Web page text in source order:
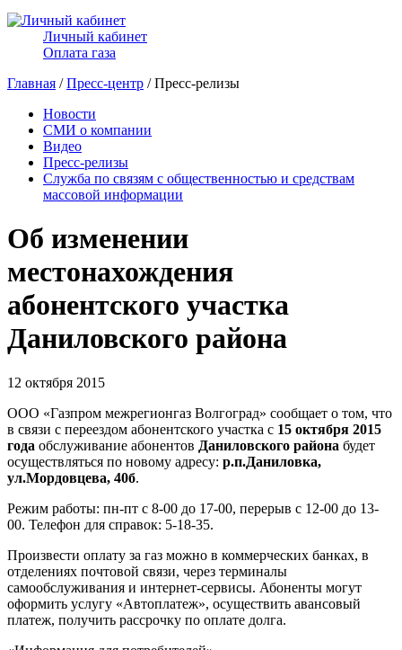
Личный кабинет
Оплата газа
Главная /Пресс-центр / Пресс-релизы
Новости
СМИ о компании
Видео
Пресс-релизы
Служба по связям с общественностью и средствам
массовой информации
Об изменении
местонахождения
абонентского участка
Даниловского района
12 октября 2015
ООО «Газпром межрегионгаз Волгоград» сообщает о том, что
в связи с переездом абонентского участка с 15 октября 2015
года обслуживание абонентов Даниловского района будет
осуществляться по новому адресу: р.п.Даниловка,
ул.Мордовцева, 40б.
Режим работы: пн-пт с 8-00 до 17-00, перерыв с 12-00 до 13-
00. Телефон для справок: 5-18-35.
Произвести оплату за газ можно в коммерческих банках, в
отделениях почтовой связи, через терминалы
самообслуживания и интернет-сервисы. Абоненты могут
оформить услугу «Автоплатеж», осуществить авансовый
платеж, получить рассрочку по оплате долга.